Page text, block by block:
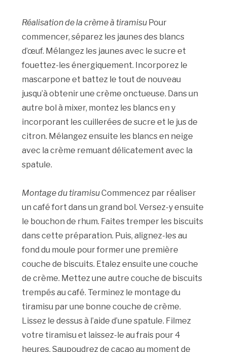
Réalisation de la crème à tiramisu Pour
commencer, séparez les jaunes des blancs
d’œuf. Mélangez les jaunes avec le sucre et
fouettez-les énergiquement. Incorporez le
mascarpone et battez le tout de nouveau
jusqu’à obtenir une crème onctueuse. Dans un
autre bol à mixer, montez les blancs en y
incorporant les cuillerées de sucre et le jus de
citron. Mélangez ensuite les blancs en neige
avec la crème remuant délicatement avec la
spatule.
Montage du tiramisuCommencez par réaliser
un café fort dans un grand bol. Versez-y ensuite
le bouchon de rhum. Faites tremper les biscuits
dans cette préparation. Puis, alignez-les au
fond du moule pour former une première
couche de biscuits. Etalez ensuite une couche
de crème. Mettez une autre couche de biscuits
trempés au café. Terminez le montage du
tiramisu par une bonne couche de crème.
Lissez le dessus à l’aide d’une spatule. Filmez
votre tiramisu et laissez-le au frais pour 4
heures. Saupoudrez de cacao au moment de